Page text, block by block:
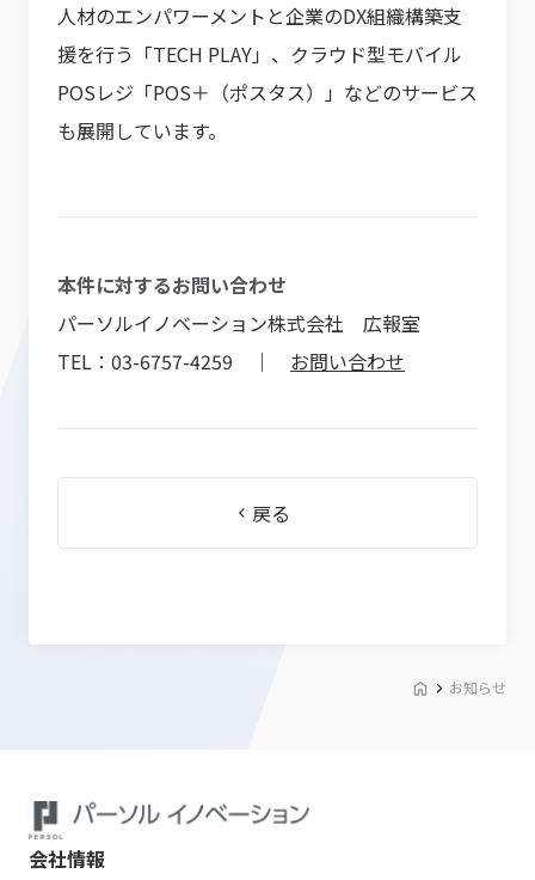
人材のエンパワーメントと企業のDX組織構築支
援を行う「TECH PLAY」、クラウド型モバイル
POSレジ「POS＋（ポスタス）」などのサービス
も展開しています。
本件に対するお問い合わせ
パーソルイノベーション株式会社 広報室
TEL：03-6757-4259 ｜ お問い合わせ
戻る
お知らせ
会社情報